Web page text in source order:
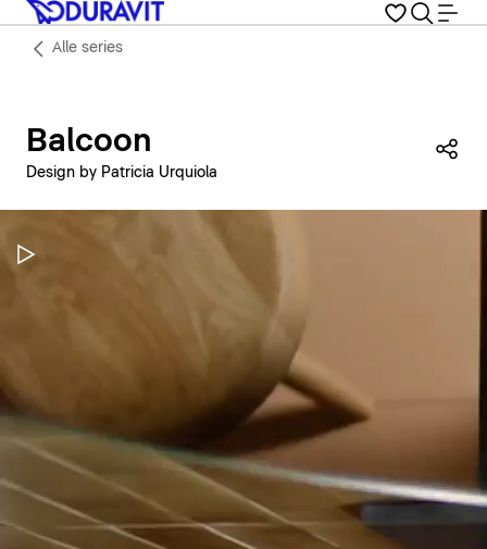
Alle series
Balcoon
Design by Patricia Urquiola
Video pauzeren